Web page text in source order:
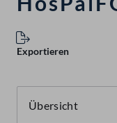
Exportieren